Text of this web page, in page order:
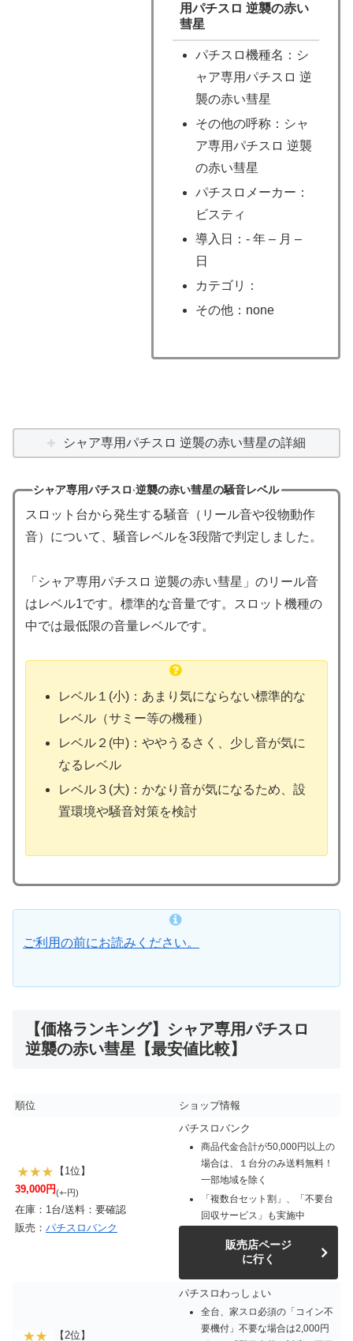
用パチスロ 逆襲の赤い
彗星
パチスロ機種名：シ
ャア専用パチスロ 逆
襲の赤い彗星
その他の呼称：シャ
ア専用パチスロ 逆襲
の赤い彗星
パチスロメーカー：
ビスティ
導入日：- 年 – 月 –
日
カテゴリ：
その他：none
シャア専用パチスロ 逆襲の赤い彗星の詳細
シャア専用パチスロ 逆襲の赤い彗星の騒音レベル
スロット台から発生する騒音（リール音や役物動作
音）について、騒音レベルを3段階で判定しました。
「シャア専用パチスロ 逆襲の赤い彗星」のリール音
はレベル1です。標準的な音量です。スロット機種の
中では最低限の音量レベルです。
レベル１(小)：あまり気にならない標準的な
レベル（サミー等の機種）
レベル２(中)：ややうるさく、少し音が気に
なるレベル
レベル３(大)：かなり音が気になるため、設
置環境や騒音対策を検討
ご利用の前にお読みください。
【価格ランキング】シャア専用パチスロ
逆襲の赤い彗星【最安値比較】
順位 ショップ情報
【1位】
39,000円(+-円)
在庫：1台/送料：要確認
販売： パチスロバンク
パチスロバンク
商品代金合計が50,000円以上の
場合は、１台分のみ送料無料！
一部地域を除く
「複数台セット割」、「不要台
回収サービス」も実施中
販売店ページ
に行く
【2位】
パチスロわっしょい
全台、家スロ必須の「コイン不
要機付」不要な場合は2,000円